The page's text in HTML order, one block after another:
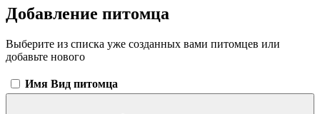
Добавление питомца
Выберите из списка уже созданных вами питомцев или
добавьте нового
Имя Вид питомца